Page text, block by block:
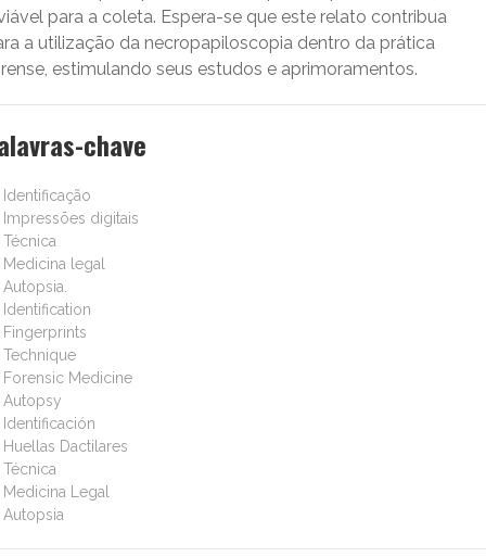
para a coleta. Espera-se que este relato contribua
a utilização da necropapiloscopia dentro da prática
estimulando seus estudos e aprimoramentos.
chave
Identificação
Impressões digitais
Técnica
Medicina legal
Autopsia.
Identification
Fingerprints
Technique
Forensic Medicine
Autopsy
Identificación
Huellas Dactilares
Técnica
Medicina Legal
Autopsia